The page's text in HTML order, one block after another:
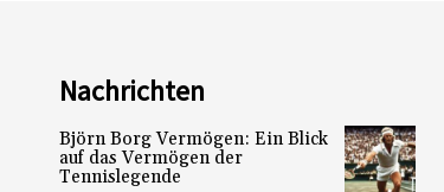
Nachrichten
Björn Borg Vermögen: Ein Blick
auf das Vermögen der
Tennislegende